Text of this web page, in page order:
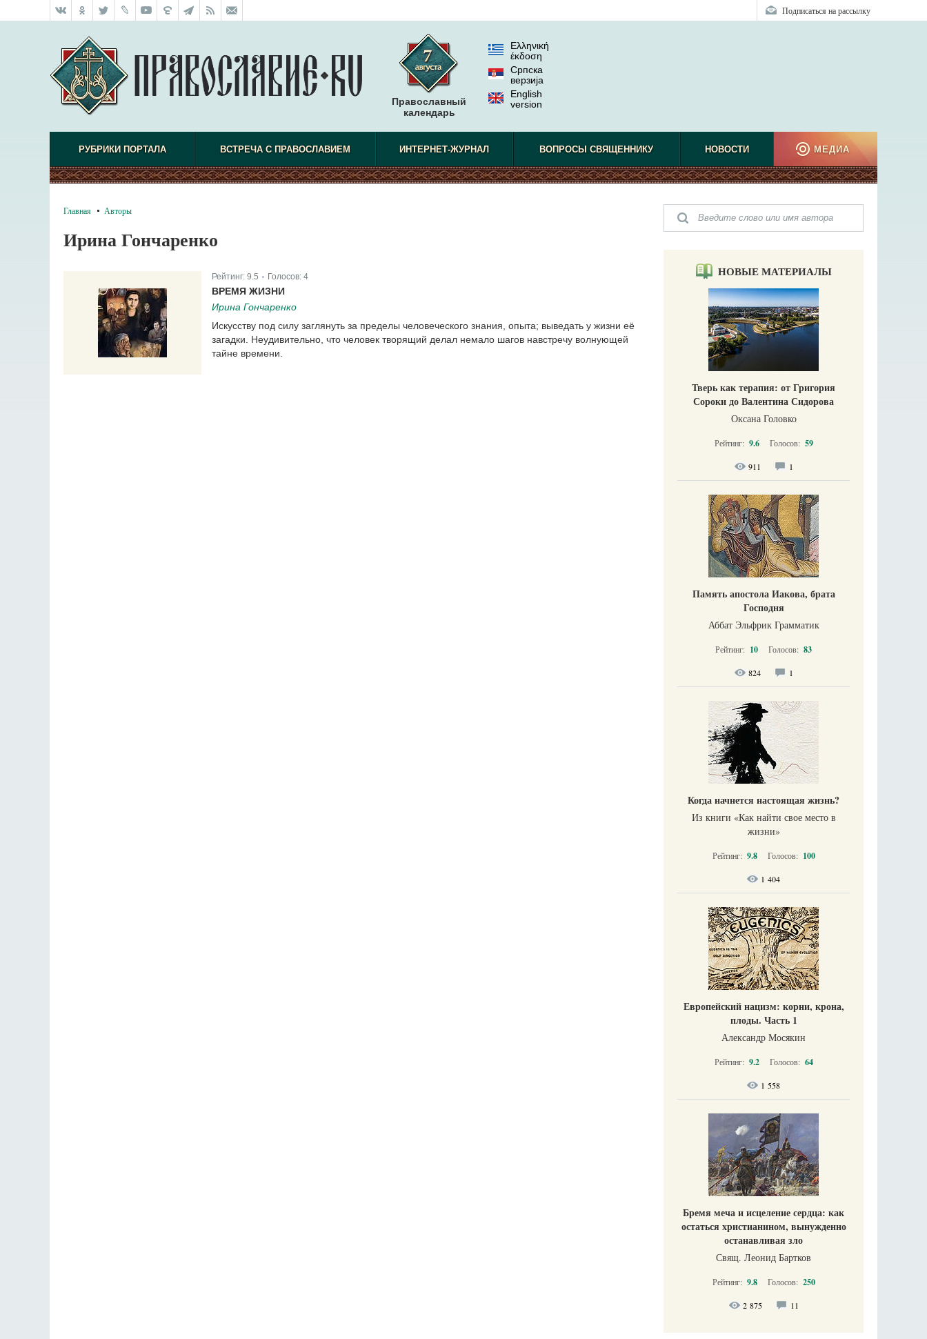
Подписаться на рассылку
Православный
календарь
Ελληνική
έκδοση
Српска
верзиjа
English
version
РУБРИКИ ПОРТАЛА ВСТРЕЧА С ПРАВОСЛАВИЕМ ИНТЕРНЕТ-ЖУРНАЛ ВОПРОСЫ СВЯЩЕННИКУ НОВОСТИ МЕДИА
Главная Авторы
Ирина Гончаренко
Рейтинг: 9.5 Голосов: 4
ВРЕМЯ ЖИЗНИ
Ирина Гончаренко
Искусству под силу заглянуть за пределы человеческого знания, опыта; выведать у жизни её
загадки. Неудивительно, что человек творящий делал немало шагов навстречу волнующей
тайне времени.
НОВЫЕ МАТЕРИАЛЫ
Тверь как терапия: от Григория
Сороки до Валентина Сидорова
Оксана Головко
Рейтинг: 9.6 Голосов: 59
911 1
Память апостола Иакова, брата
Господня
Аббат Эльфрик Грамматик
Рейтинг: 10 Голосов: 83
824 1
Когда начнется настоящая жизнь?
Из книги «Как найти свое место в
жизни​»
Рейтинг: 9.8 Голосов: 100
1 404
Европейский нацизм: корни, крона,
плоды. Часть 1
Александр Мосякин
Рейтинг: 9.2 Голосов: 64
1 558
Бремя меча и исцеление сердца: как
остаться христианином, вынужденно
останавливая зло
Свящ. Леонид Бартков
Рейтинг: 9.8 Голосов: 250
2 875 11